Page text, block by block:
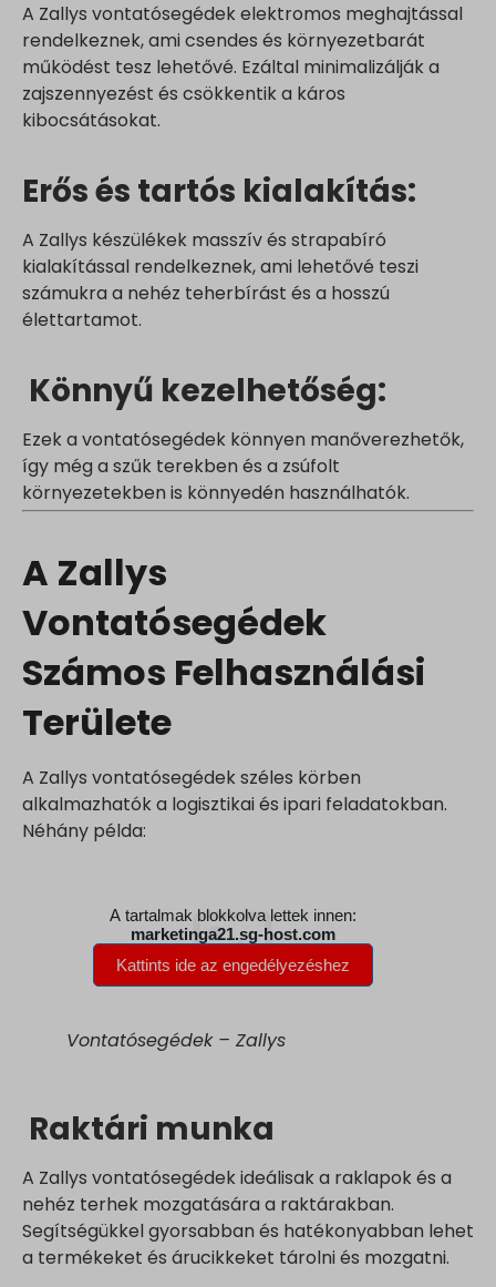
A Zallys vontatósegédek elektromos meghajtással
rendelkeznek, ami csendes és környezetbarát
működést tesz lehetővé. Ezáltal minimalizálják a
zajszennyezést és csökkentik a káros
kibocsátásokat.
Erős és tartós kialakítás:
A Zallys készülékek masszív és strapabíró
kialakítással rendelkeznek, ami lehetővé teszi
számukra a nehéz teherbírást és a hosszú
élettartamot.
Könnyű kezelhetőség:
Ezek a vontatósegédek könnyen manőverezhetők,
így még a szűk terekben és a zsúfolt
környezetekben is könnyedén használhatók.
A Zallys
Vontatósegédek
Számos Felhasználási
Területe
A Zallys vontatósegédek széles körben
alkalmazhatók a logisztikai és ipari feladatokban.
Néhány példa:
Vontatósegédek – Zallys
Raktári munka
A Zallys vontatósegédek ideálisak a raklapok és a
nehéz terhek mozgatására a raktárakban.
Segítségükkel gyorsabban és hatékonyabban lehet
a termékeket és árucikkeket tárolni és mozgatni.